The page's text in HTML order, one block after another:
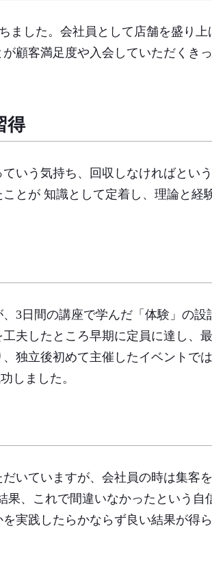
ました。会社員として店舗を盛り
顧客満足度や入会していただくき
得
いう気持ち、回収しなければとい
とが 知識として定着し、理論と経
3日間の講座で学んだ「体験」の
夫したところ早期に定員に達し、
独立後初めて主催したイベントでは
しました。
いていますが、会社員の時は集客
、これで間違いなかったという
実践したらかならず良い結果が得